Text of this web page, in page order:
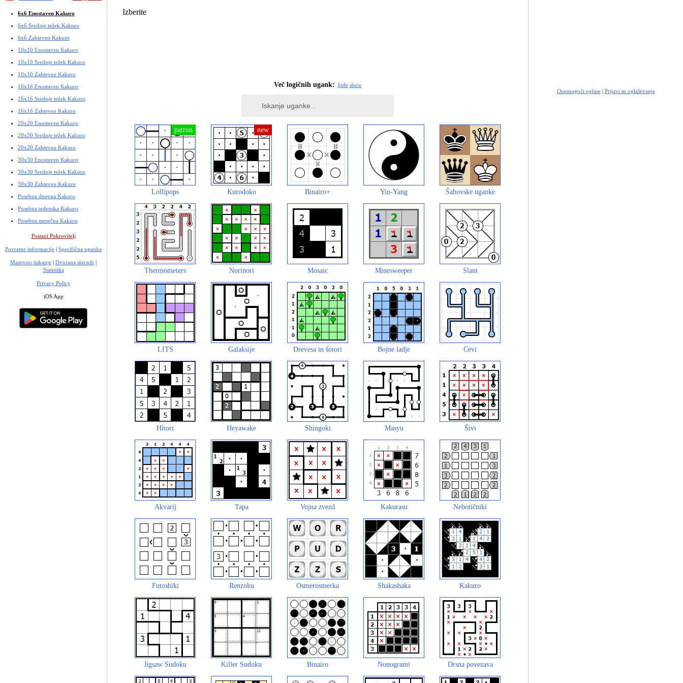
6x6 Enostaven Kakuro
6x6 Srednje težek Kakuro
6x6 Zahteven Kakuro
10x10 Enostaven Kakuro
10x10 Srednje težek Kakuro
10x10 Zahteven Kakuro
16x16 Enostaven Kakuro
16x16 Srednje težek Kakuro
16x16 Zahteven Kakuro
20x20 Enostaven Kakuro
20x20 Srednje težek Kakuro
20x20 Zahteven Kakuro
30x30 Enostaven Kakuro
30x30 Srednje težek Kakuro
30x30 Zahteven Kakuro
Posebna dnevna Kakuro
Posebna tedenska Kakuro
Posebna mesečna Kakuro
Postani Pokrovitelj
Povratne informacije | Specifična uganka
Masovno tiskanje | Dvorana slavnih |
Statistika
Privacy Policy
iOS App
Izberite
Več logičnih ugank: hide show
Lollipops Kurodoko Binairo+ Yin-Yang Šahovske uganke
Thermometers Norinori Mosaic Minesweeper Slant
LITS Galaksije Drevesa in šotori Bojne ladje Cevi
Hitori Heyawake Shingoki Masyu Šivi
Akvarij Tapa Vojna zvezd Kakurasu Nebotičniki
Futoshiki Renzoku Osmerosmerka Shakashaka Kakuro
Jigsaw Sudoku Killer Sudoku Binairo Nonogrami Drsna povezava
Onemogoči oglase| Prijavi to oglaševanje